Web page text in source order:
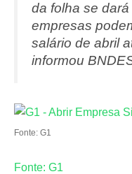
da folha se
empresas
salário de abril
informou
Fonte: G1
Fonte: G1